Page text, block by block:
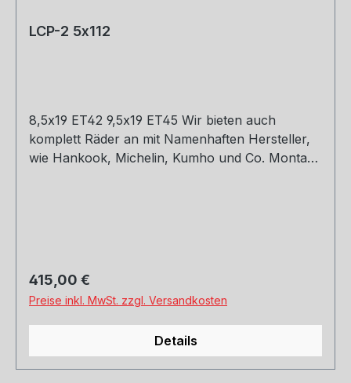
LCP-2 5x112
8,5x19 ET42 9,5x19 ET45 Wir bieten auch
komplett Räder an mit Namenhaften Hersteller,
wie Hankook, Michelin, Kumho und Co. Montage
Regulärer Preis:
415,00 €
Preise inkl. MwSt. zzgl. Versandkosten
Details